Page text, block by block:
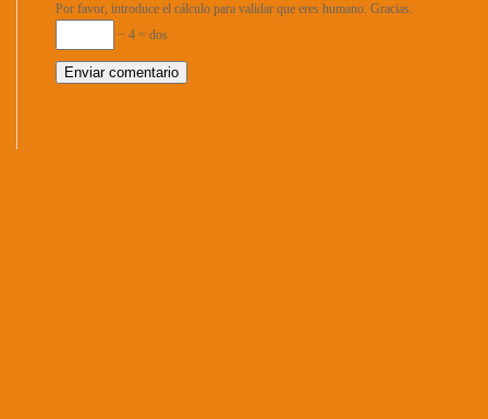
Por favor, introduce el cálculo para validar que eres humano. Gracias.
− 4 = dos